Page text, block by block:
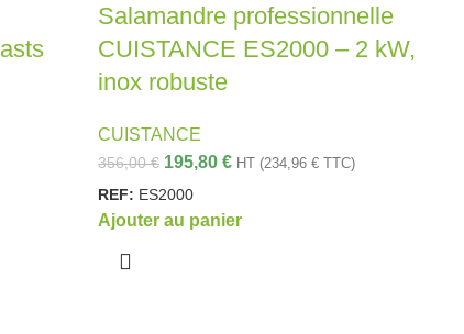
Salamandre professionnelle
CUISTANCE ES2000 – 2 kW,
inox robuste
CUISTANCE
356,00€ 195,80 € HT (234,96 € TTC)
REF: ES2000
Ajouter au panier